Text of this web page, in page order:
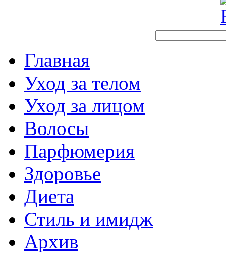
Главная
Уход за телом
Уход за лицом
Волосы
Парфюмерия
Здоровье
Диета
Стиль и имидж
Архив